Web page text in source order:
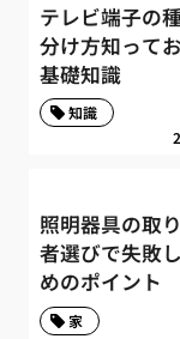
テレビ端子の
分け方知って
基礎知識
知識
照明器具の取
者選びで失敗
めのポイント
家